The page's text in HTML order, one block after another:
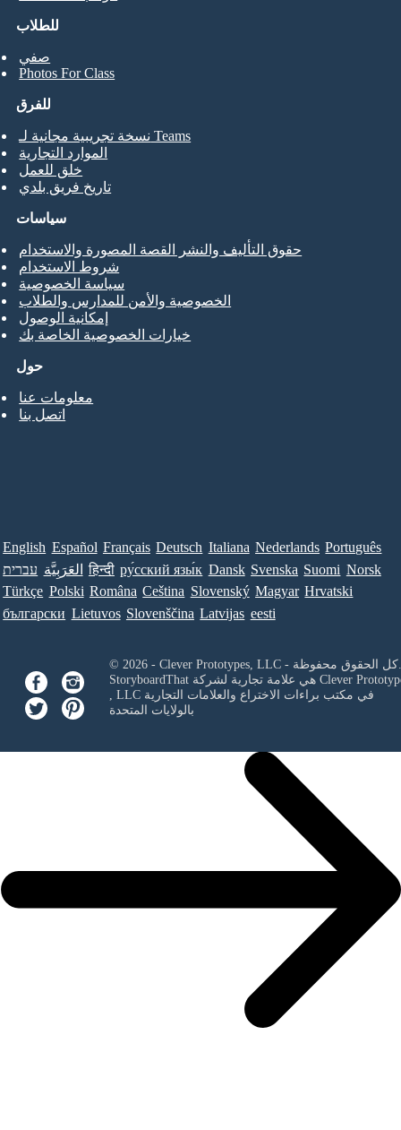
للطلاب
صفي
Photos For Class
للفرق
نسخة تجريبية مجانية لـ Teams
الموارد التجارية
خلق للعمل
تاريخ فريق بلدي
حول
معلومات عنا
اتصل بنا
سياسات
حقوق التأليف والنشر القصة المصورة والاستخدام
شروط الاستخدام
سياسة الخصوصية
الخصوصية والأمن للمدارس والطلاب
إمكانية الوصول
خيارات الخصوصية الخاصة بك
English Español Français Deutsch Italiana Nederlands Português
עברית العَرَبِيَّة हिन्दी ру́сский язы́к Dansk Svenska Suomi Norsk
Türkçe Polski Româna Ceština Slovenský Magyar Hrvatski
български Lietuvos Slovenščina Latvijas eesti
© 2026 - Clever Prototypes, LLC - كل الحقوق محفوظة.
StoryboardThat هي علامة تجارية لشركة Clever
, LLCفي مكتب براءات الاختراع والعلامات التجارية
بالولايات المتحدة